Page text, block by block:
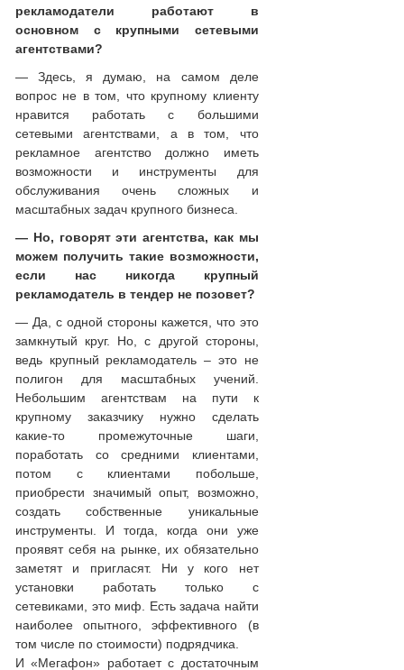
рекламодатели работают в
основном с крупными сетевыми
агентствами?
— Здесь, я думаю, на самом деле
вопрос не в том, что крупному клиенту
нравится работать с большими
сетевыми агентствами, а в том, что
рекламное агентство должно иметь
возможности и инструменты для
обслуживания очень сложных и
масштабных задач крупного бизнеса.
— Но, говорят эти агентства, как мы
можем получить такие возможности,
если нас никогда крупный
рекламодатель в тендер не позовет?
— Да, с одной стороны кажется, что это
замкнутый круг. Но, с другой стороны,
ведь крупный рекламодатель – это не
полигон для масштабных учений.
Небольшим агентствам на пути к
крупному заказчику нужно сделать
какие-то промежуточные шаги,
поработать со средними клиентами,
потом с клиентами побольше,
приобрести значимый опыт, возможно,
создать собственные уникальные
инструменты. И тогда, когда они уже
проявят себя на рынке, их обязательно
заметят и пригласят. Ни у кого нет
установки работать только с
сетевиками, это миф. Есть задача найти
наиболее опытного, эффективного (в
том числе по стоимости) подрядчика.
И «Мегафон» работает с достаточным